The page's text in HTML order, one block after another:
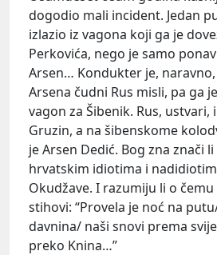
dogodio mali incident. Jedan
izlazio iz vagona koji ga je
Perkovića, nego je samo
Arsen… Kondukter je,
Arsena čudni Rus misli, pa ga
vagon za Šibenik. Rus, ustvari,
Gruzin, a na šibenskome
je Arsen Dedić. Bog zna znači
hrvatskim idiotima i
Okudžave. I razumiju li o
stihovi: “Provela je noć na
davnina/ naši snovi prema
preko Knina…”